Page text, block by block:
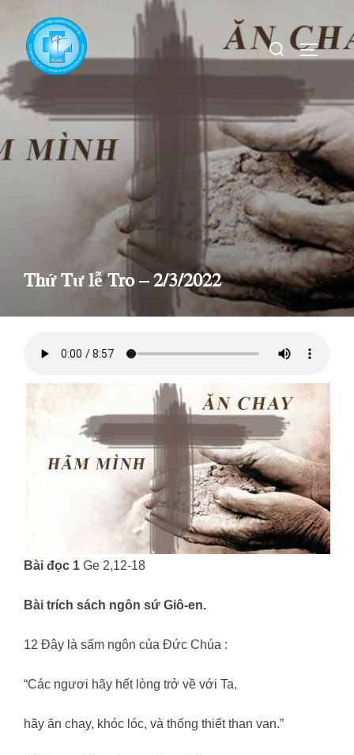
content
Search
for:
Thứ Tư lễ Tro – 2/3/2022
Bài đọc 1 Ge 2,12-18
Bài trích sách ngôn sứ Giô-en.
12 Đây là sấm ngôn của Đức Chúa :
“Các ngươi hãy hết lòng trở về với Ta,
hãy ăn chay, khóc lóc, và thống thiết than van.”